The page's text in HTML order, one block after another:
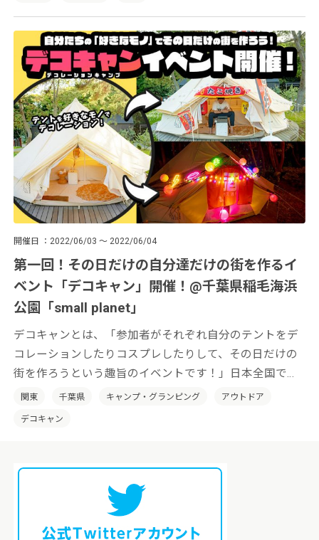
開催日 2022/06/03 ～ 2022/06/04
第一回！その日だけの自分達だけの街を作るイ
ベント「デコキャン」開催！@千葉県稲毛海浜
公園「small planet」
デコキャンとは、「参加者がそれぞれ自分のテントをデ
コレーションしたりコスプレしたりして、その日だけの
街を作ろうという趣旨のイベントです！」日本全国でそ
の土地の特性を活かした「デコキャン」を開催していき
たいと考えております。
関東 千葉県 キャンプ・グランピング アウトドア
デコキャン